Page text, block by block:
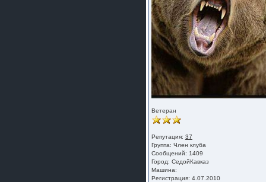
Ветеран
Репутация: 37
Группа: Член клуба
Сообщений: 1409
Город: СедойКавказ
Машина:
Регистрация: 4.07.2010